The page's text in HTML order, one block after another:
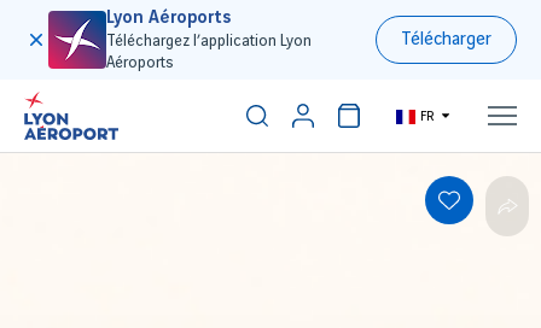
Lyon Aéroports
Téléchargez l’application Lyon
Aéroports
Télécharger
FR